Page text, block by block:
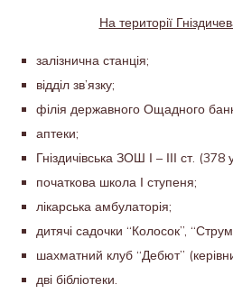
На території
залізнична станція;
відділ зв’язку;
філія державного Ощадного
аптеки;
Гніздичівська ЗОШ І – ІІІ ст. (378
початкова школа І ступеня;
лікарська амбулаторія;
дитячі садочки “Колосок”,
шахматний клуб “Дебют”
дві бібліотеки.